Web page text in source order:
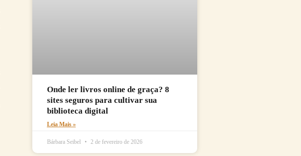
Onde ler livros online de graça? 8
sites seguros para cultivar sua
biblioteca digital
Leia Mais »
Bárbara Seibel 2 de fevereiro de 2026